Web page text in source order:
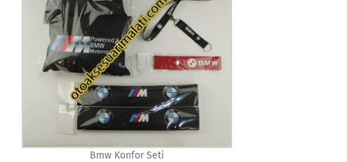
Bmw Konfor Seti